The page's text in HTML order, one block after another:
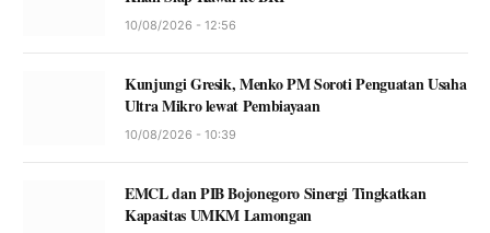
10/08/2026 - 12:56
Kunjungi Gresik, Menko PM Soroti Penguatan Usaha
Ultra Mikro lewat Pembiayaan
10/08/2026 - 10:39
EMCL dan PIB Bojonegoro Sinergi Tingkatkan
Kapasitas UMKM Lamongan